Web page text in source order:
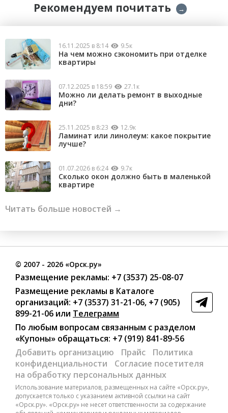
Рекомендуем почитать →
16.11.2025 в 8:14 9.5к
На чем можно сэкономить при отделке
квартиры
07.12.2025 в 18:59 27.1к
Можно ли делать ремонт в выходные
дни?
25.11.2025 в 8:23 12.9к
Ламинат или линолеум: какое покрытие
лучше?
01.07.2026 в 6:24 9.7к
Сколько окон должно быть в маленькой
квартире
Читать больше новостей →
© 2007 - 2026 «Орск.ру»
Размещение рекламы: +7 (3537) 25-08-07
Размещение рекламы в Каталоге
организаций: +7 (3537) 31-21-06, +7 (905)
899-21-06 или Телеграмм
По любым вопросам связанным с разделом
«Купоны» обращаться: +7 (919) 841-89-56
Добавить организацию
Прайс
Политика
конфиденциальности
Согласие посетителя
на обработку персональных данных
Использование материалов, размещенных на сайте «Орск.ру»,
допускается только с указанием активной ссылки на сайт
«Орск.ру». «Орск.ру» не несет ответственности за содержание